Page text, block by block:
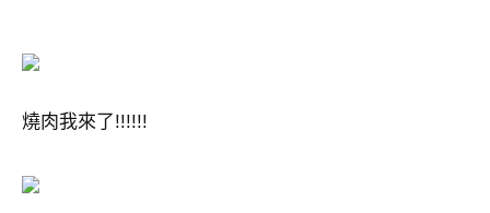
燒肉我來了!!!!!!